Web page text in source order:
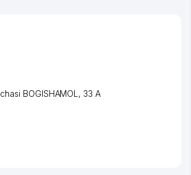
BOGISHAMOL , 33 A